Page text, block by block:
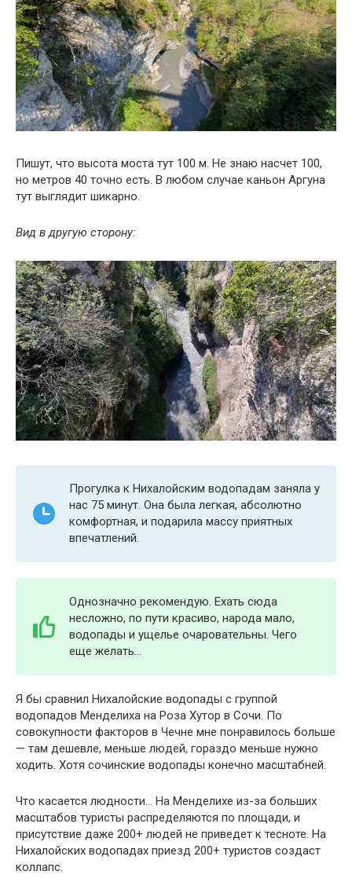
Пишут, что высота моста тут 100 м. Не знаю насчет 100,
но метров 40 точно есть. В любом случае каньон Аргуна
тут выглядит шикарно.
Вид в другую сторону:
Прогулка к Нихалойским водопадам заняла у
нас 75 минут. Она была легкая, абсолютно
комфортная, и подарила массу приятных
впечатлений.
Однозначно рекомендую. Ехать сюда
несложно, по пути красиво, народа мало,
водопады и ущелье очаровательны. Чего
еще желать…
Я бы сравнил Нихалойские водопады с группой
водопадов Менделиха на Роза Хутор в Сочи. По
совокупности факторов в Чечне мне понравилось больше
— там дешевле, меньше людей, гораздо меньше нужно
ходить. Хотя сочинские водопады конечно масштабней.
Что касается людности… На Менделихе из-за больших
масштабов туристы распределяются по площади, и
присутствие даже 200+ людей не приведет к тесноте. На
Нихалойских водопадах приезд 200+ туристов создаст
коллапс.